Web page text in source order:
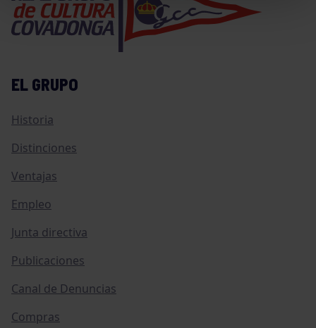
EL GRUPO
Historia
Distinciones
Ventajas
Empleo
Junta directiva
Publicaciones
Canal de Denuncias
Compras